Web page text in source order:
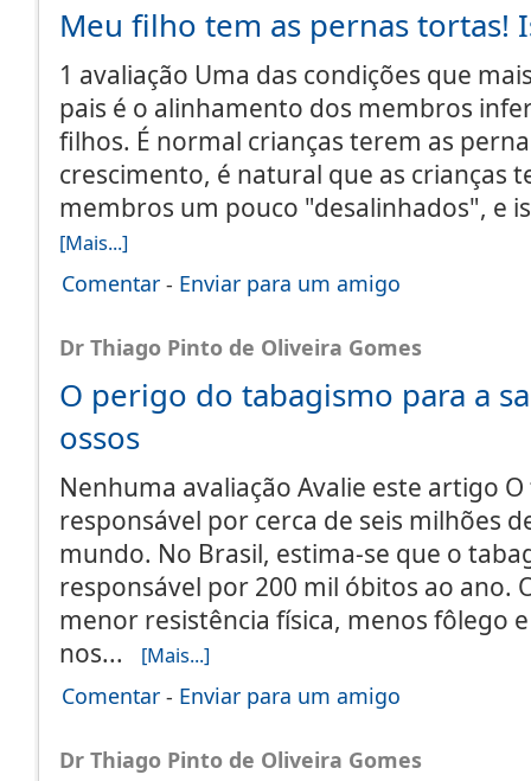
Meu filho tem as pernas tortas!
1 avaliação Uma das condições que
pais é o alinhamento dos membros
filhos. É normal crianças terem as
crescimento, é natural que as crianças
membros um pouco "desalinhados", e
[Mais...]
Comentar - Enviar para um amigo
Dr Thiago Pinto de Oliveira Gomes
O perigo do tabagismo para a
ossos
Nenhuma avaliação Avalie este artigo
responsável por cerca de seis milhões
mundo. No Brasil, estima-se que o
responsável por 200 mil óbitos ao ano.
menor resistência física, menos fôlego
nos...
[Mais...]
Comentar - Enviar para um amigo
Dr Thiago Pinto de Oliveira Gomes